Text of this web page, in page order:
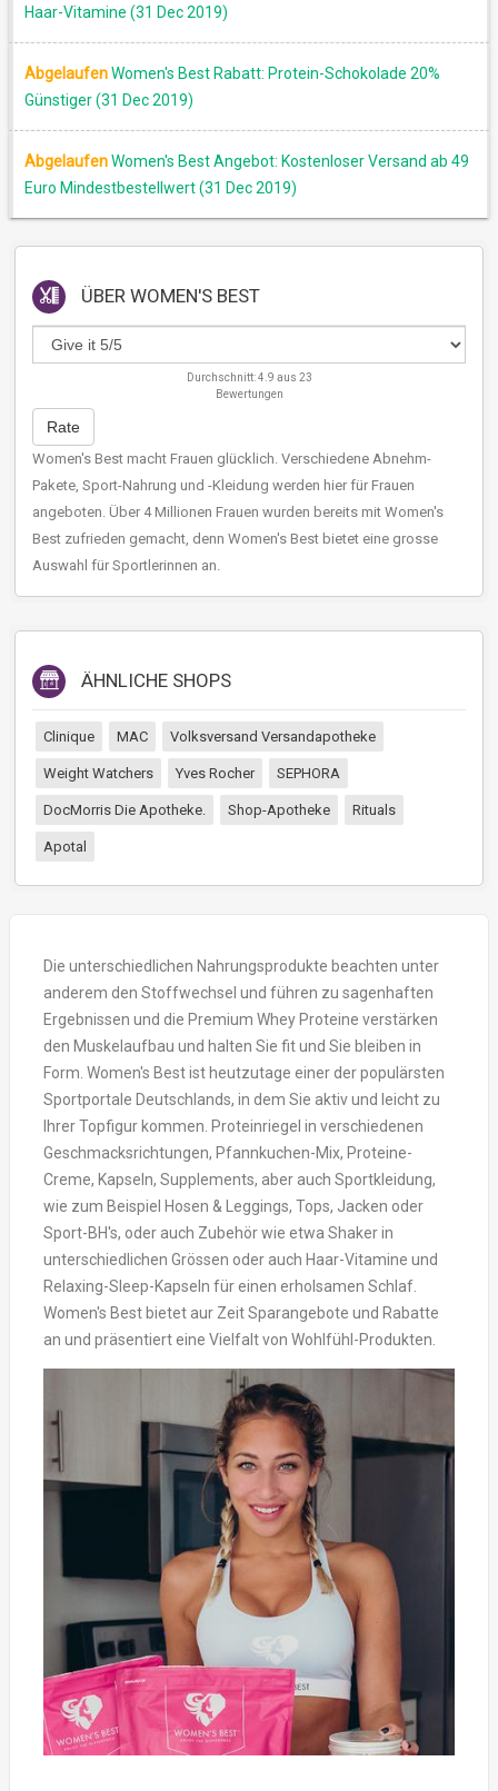
Haar-Vitamine (31 Dec 2019)
AbgelaufenWomen's Best Rabatt: Protein-Schokolade 20%
Günstiger (31 Dec 2019)
AbgelaufenWomen's Best Angebot: Kostenloser Versand ab 49
Euro Mindestbestellwert (31 Dec 2019)
ÜBER WOMEN'S BEST
Durchschnitt:4.9 aus 23
Bewertungen
Rate
Women's Best macht Frauen glücklich. Verschiedene Abnehm-
Pakete, Sport-Nahrung und -Kleidung werden hier für Frauen
angeboten. Über 4 Millionen Frauen wurden bereits mit Women's
Best zufrieden gemacht, denn Women's Best bietet eine grosse
Auswahl für Sportlerinnen an.
ÄHNLICHE SHOPS
Clinique MAC Volksversand Versandapotheke
Weight Watchers Yves Rocher SEPHORA
DocMorris Die Apotheke. Shop-Apotheke Rituals
Apotal
Die unterschiedlichen Nahrungsprodukte beachten unter
anderem den Stoffwechsel und führen zu sagenhaften
Ergebnissen und die Premium Whey Proteine verstärken
den Muskelaufbau und halten Sie fit und Sie bleiben in
Form. Women's Best ist heutzutage einer der populärsten
Sportportale Deutschlands, in dem Sie aktiv und leicht zu
Ihrer Topfigur kommen. Proteinriegel in verschiedenen
Geschmacksrichtungen, Pfannkuchen-Mix, Proteine-
Creme, Kapseln, Supplements, aber auch Sportkleidung,
wie zum Beispiel Hosen & Leggings, Tops, Jacken oder
Sport-BH's, oder auch Zubehör wie etwa Shaker in
unterschiedlichen Grössen oder auch Haar-Vitamine und
Relaxing-Sleep-Kapseln für einen erholsamen Schlaf.
Women's Best bietet aur Zeit Sparangebote und Rabatte
an und präsentiert eine Vielfalt von Wohlfühl-Produkten.